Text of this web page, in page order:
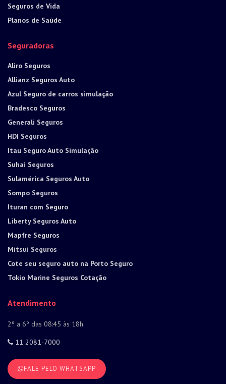
Seguros de Vida
Planos de Saúde
Seguradoras
Aliro Seguros
Allianz Seguros Auto
Azul Seguro de carros simulação
Bradesco Seguros
Generali Seguros
HDI Seguros
Itau Seguro Auto Simulação
Suhai Seguros
Sulamérica Seguros Auto
Sompo Seguros
Ituran com Seguro
Liberty Seguros Auto
Mapfre Seguros
Mitsui Seguros
Cote seu seguro auto na Porto Seguro
Tokio Marine Seguros Cotação
Atendimento
2º a 6º das 08:45 às 18h.
11 2081-7000
FALE PELO WHATSAPP